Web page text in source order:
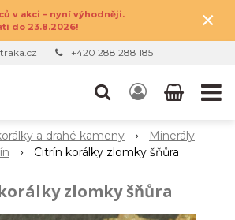
v akci – nyní výhodněji.
do 23.8.2026!
×
+420 288 288 185
a drahé kameny
Minerály
Citrín korálky zlomky šňůra
zlomky šňůra